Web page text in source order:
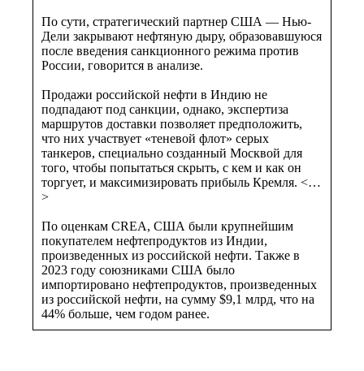
По сути, стратегический партнер США — Нью-
Дели закрывают нефтяную дыру, образовавшуюся
после введения санкционного режима против
России, говорится в анализе.
Продажи российской нефти в Индию не
подпадают под санкции, однако, экспертиза
маршрутов доставки позволяет предположить,
что них участвует «теневой флот» серых
танкеров, специально созданный Москвой для
того, чтобы попытаться скрыть, с кем и как он
торгует, и максимизировать прибыль Кремля. <…
>
По оценкам CREA, США были крупнейшим
покупателем нефтепродуктов из Индии,
произведенных из российской нефти. Также в
2023 году союзниками США было
импортировано нефтепродуктов, произведенных
из российской нефти, на сумму $9,1 млрд, что на
44% больше, чем годом ранее.